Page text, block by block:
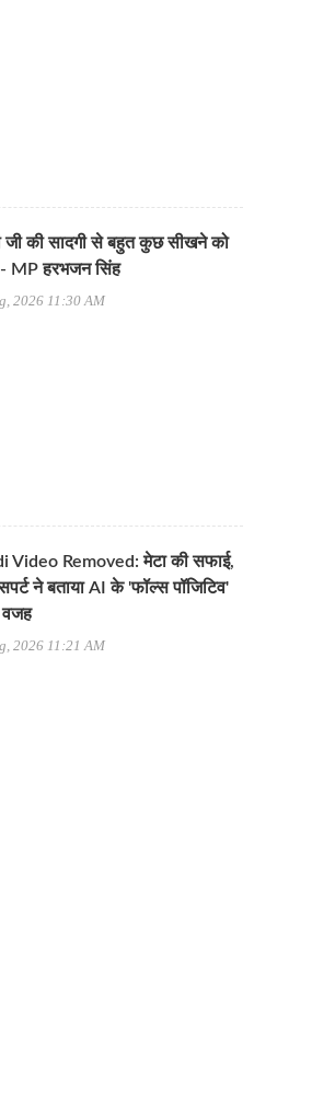
जी की सादगी से बहुत कुछ सीखने को
- MP हरभजन सिंह
2026 11:30 AM
Video Removed: मेटा की सफाई,
ने बताया AI के 'फॉल्स पॉजिटिव'
वजह
2026 11:21 AM